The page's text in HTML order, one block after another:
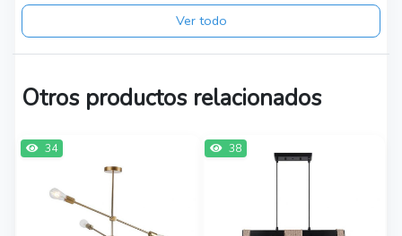
Ver todo
Otros productos relacionados
34 38